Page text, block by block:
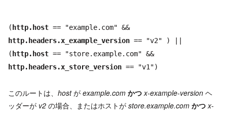
( http.host == "example.com" &&
http.headers.x_example_version == "v2" ) ||
( http.host == "store.example.com" &&
http.headers.x_store_version == "v1")
このルートは、 hostが example.com かつ x-example-version ヘ
ッダーが v2 の場合、またはホストが store.example.com かつ x-